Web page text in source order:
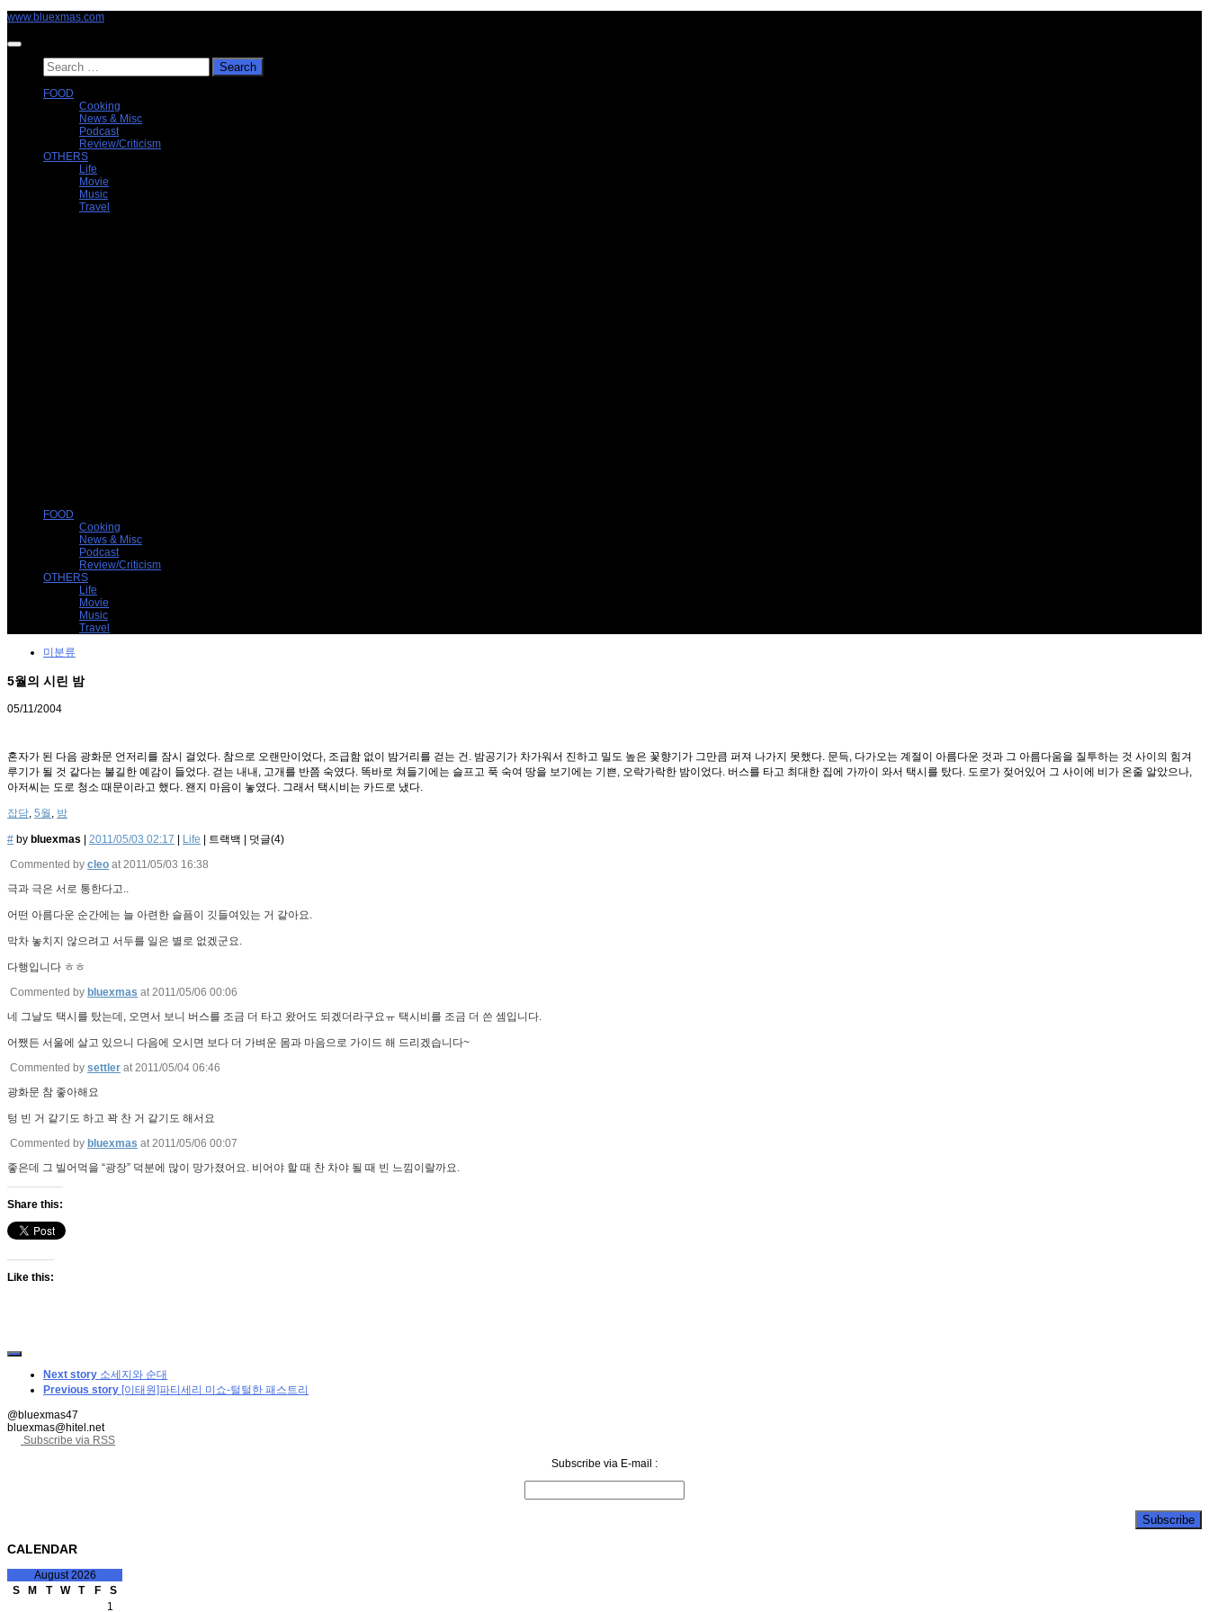
Skip
content
www.bluexmas.com
Search
for:
FOOD
Cooking
News & Misc
Podcast
Review/Criticism
OTHERS
Life
Movie
Music
Travel
FOOD
Cooking
News & Misc
Podcast
Review/Criticism
OTHERS
Life
Movie
Music
Travel
미분류
5월의 시린 밤
05/11/2004
혼자가 된 다음 광화문 언저리를 잠시 걸었다. 참으로 오랜만이었다, 조급함 없이 밤거리를 걷는 건. 밤공기가 차가워서 진하고 밀도 높은 꽃향기가 그만큼 퍼져 나가지 못했다. 문득, 다가오는 계절이 아름다운 것과 그 아름다움을 질투하는 것 사이의 힘겨
루기가 될 것 같다는 불길한 예감이 들었다. 걷는 내내, 고개를 반쯤 숙였다. 똑바로 쳐들기에는 슬프고 푹 숙여 땅을 보기에는 기쁜, 오락가락한 밤이었다. 버스를 타고 최대한 집에 가까이 와서 택시를 탔다. 도로가 젖어있어 그 사이에 비가 온줄 알았으나,
아저씨는 도로 청소 때문이라고 했다. 왠지 마음이 놓였다. 그래서 택시비는 카드로 냈다.
잡담, 5월 , 밤
# by bluexmas 2011/05/03 02:17 Life 트랙백 덧글(4)
Commented by cleo at 2011/05/03 16:38
극과 극은 서로 통한다고..
어떤 아름다운 순간에는 늘 아련한 슬픔이 깃들여있는 거 같아요.
막차 놓치지 않으려고 서두를 일은 별로 없겠군요.
다행입니다 ㅎㅎ
Commented by bluexmas at 2011/05/06 00:06
네 그날도 택시를 탔는데, 오면서 보니 버스를 조금 더 타고 왔어도 되겠더라구요ㅠ 택시비를 조금 더 쓴 셈입니다.
어쨌든 서울에 살고 있으니 다음에 오시면 보다 더 가벼운 몸과 마음으로 가이드 해 드리겠습니다~
Commented by settler at 2011/05/04 06:46
광화문 참 좋아해요
텅 빈 거 같기도 하고 꽉 찬 거 같기도 해서요
Commented by bluexmas at 2011/05/06 00:07
좋은데 그 빌어먹을 “광장” 덕분에 많이 망가졌어요. 비어야 할 때 찬 차야 될 때 빈 느낌이랄까요.
Share this:
Like this:
Next story 소세지와 순대
Previous story [이태원]파티세리 미쇼-털털한 패스트리
@bluexmas47
bluexmas@hitel.net
Subscribe via RSS
Subscribe via E-mail :
CALENDAR
August 2026
S
M T W T F
S
1